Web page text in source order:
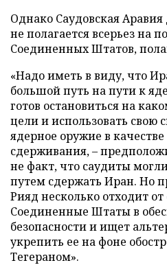
Однако Саудовская
не полагается всерьез на
Соединенных Штатов,
«Надо иметь в виду, что
большой путь на пути к
готов остановиться на
цели и использовать свою
ядерное оружие в качестве
сдерживания, –
не факт, что саудиты
путем сдержать Иран. Но
Рияд несколько отходит
Соединенные Штаты в
безопасности и ищет
укрепить ее на фоне
Тегераном».